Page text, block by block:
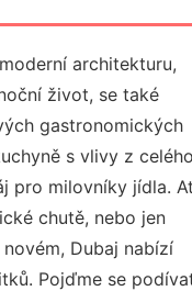
architekturu,
život, se také
gastronomických
s vlivy z
pro milovníky jídla.
chutě, nebo jen
Dubaj nabízí
Pojďme se